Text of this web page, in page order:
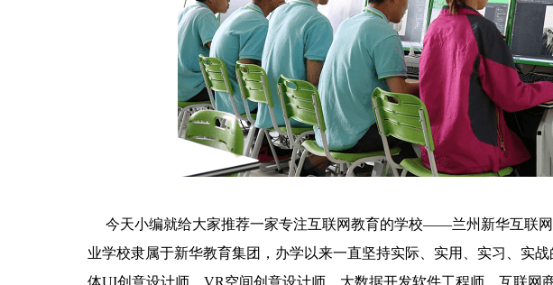
今天小编就给大家推荐一家专注互联网教育的学校——兰州新华互联网
业学校隶属于新华教育集团，办学以来一直坚持实际、实用、实习、实
体UI创意设计师、VR空间创意设计师、大数据开发软件工程师、互联网